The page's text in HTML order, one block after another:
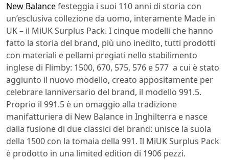
New Balancefesteggia i suoi 110 anni di storia con
un’esclusiva collezione da uomo, interamente Made in
UK – il MiUK Surplus Pack. I cinque modelli che hanno
fatto la storia del brand, più uno inedito, tutti prodotti
con materiali e pellami pregiati nello stabilimento
inglese di Flimby: 1500, 670, 575, 576 e 577  a cui è stato
aggiunto il nuovo modello, creato appositamente per
celebrare lanniversario del brand, il modello 991.5.
Proprio il 991.5 è un omaggio alla tradizione
manifatturiera di New Balance in Inghilterra e nasce
dalla fusione di due classici del brand: unisce la suola
della 1500 con la tomaia della 991. Il MiUK Surplus Pack
è prodotto in una limited edition di 1906 pezzi.